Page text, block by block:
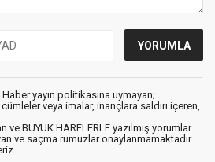
yayın politikasına uymayan;
veya imalar, inançlara saldırı içeren,
ve BÜYÜK HARFLERLE yazılmış yorumlar
ve saçma rumuzlar onaylanmamaktadır.